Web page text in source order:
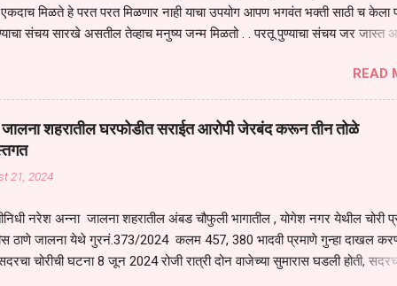
मिळते हे परत परत मिळणार नाही याचा उपयोग आपण भगवंत भक्ती साठी च केला
संचय सारखे असतील तेव्हाच मनुष्य जन्म मिळतो . . परतू पुण्याचा संचय जर जास्त
सुंगधाचे व्यसन लागण्यापेक्षा भगवत भंक्ती चे व व्यसन लावा म्हणजे या नरदेहाचा उपयोग
मनुष्यावर होत असतात यापैकी भगवत कृपा ही पुण्यवानालाच होत असते . भगवंताच्या
होतो गरज आहे त्याला मनापासून आळवण्याची असे प्रतिपादन प पू चेतन्य बापू याचे कृपा
बापू यांनी तळणी येथून जवळच असलेल्या बेलोरा येथे केले तीन दिवसीय गीतारामायण
करण्यात आले आहे . या कलयुगात प्रत्येक मनुष्य दुःखी आहे थोडे थोडे सगळेच
कोणीच सुखी नजरेला येणार नाही . धनाने सुखी असतील पण शरीर व्याधी...
READ
जालना शहरातील घरफोडीत सराईत आरोपी जेरबंद करून तीन तोळे
21, 2024
नरेश अन्ना जालना शहरातील अंबड चौफुली भागातील , योगेश नगर येथील चोरी
ठाणे जालना येथे गुरनं.373/2024 कलम 457, 380 भादवी प्रमाणे गुन्हा दाखल
चोरीची घटना 8 जून 2024 रोजी रात्री दोन वाजेच्या सुमारास घडली होती,